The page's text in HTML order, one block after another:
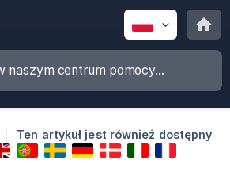
Ten artykuł jest również dostępny